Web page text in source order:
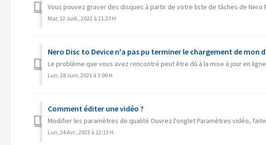
Vous pouvez graver des disques à partir de votre liste de tâches de
Mar, 12 Juill., 2022 à 11:23 H
Nero Disc to Device n'a pas pu terminer le chargement de mon
Le problème que vous avez rencontré peut être dû à la mise à jour en
Lun, 28 Juin, 2021 à 3:00 H
Comment éditer une vidéo ?
Modifier les paramètres de qualité Ouvrez l'onglet Paramètres vidéo,
Lun, 24 Avr., 2023 à 12:13 H